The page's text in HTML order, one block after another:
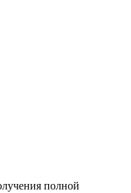
полной